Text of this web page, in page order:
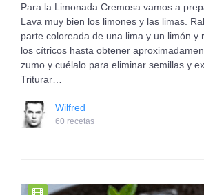
Para la Limonada Cremosa vamos a
Lava muy bien los limones y las limas.
parte coloreada de una lima y un limón y
los cítricos hasta obtener
zumo y cuélalo para eliminar semillas y
Triturar…
Wilfred
60 recetas